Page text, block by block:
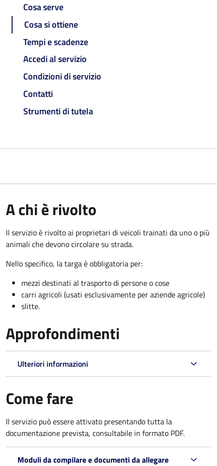
Cosa serve
Cosa si ottiene
Tempi e scadenze
Accedi al servizio
Condizioni di servizio
Contatti
Strumenti di tutela
A chi è rivolto
Il servizio è rivolto ai proprietari di veicoli trainati da uno o più
animali che devono circolare su strada.
Nello specifico, la targa è obbligatoria per:
mezzi destinati al trasporto di persone o cose
carri agricoli (usati esclusivamente per aziende agricole)
slitte.
Approfondimenti
Ulteriori informazioni
Come fare
Il servizio può essere attivato presentando tutta la
documentazione prevista, consultabile in formato PDF.
Moduli da compilare e documenti da allegare